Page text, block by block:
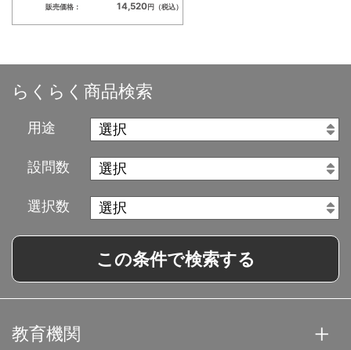
販売価格： 14,520円（税込）
らくらく商品検索
用途
設問数
選択数
この条件で検索する
教育機関